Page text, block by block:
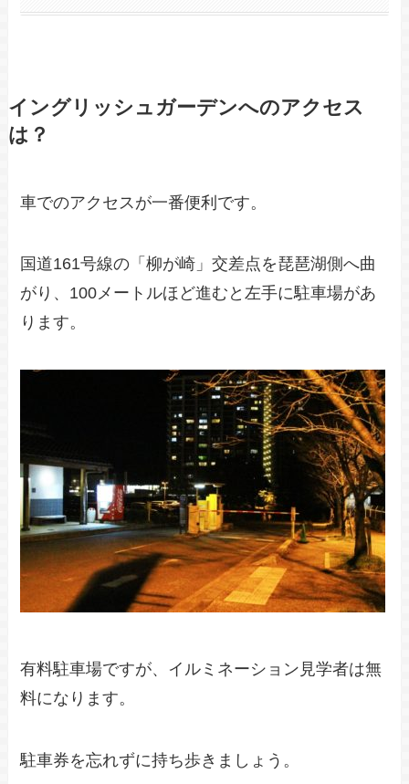
イングリッシュガーデンへのアクセス
は？
車でのアクセスが一番便利です。
国道161号線の「柳が崎」交差点を琵琶湖側へ曲
がり、100メートルほど進むと左手に駐車場があ
ります。
有料駐車場ですが、イルミネーション見学者は無
料になります。
駐車券を忘れずに持ち歩きましょう。